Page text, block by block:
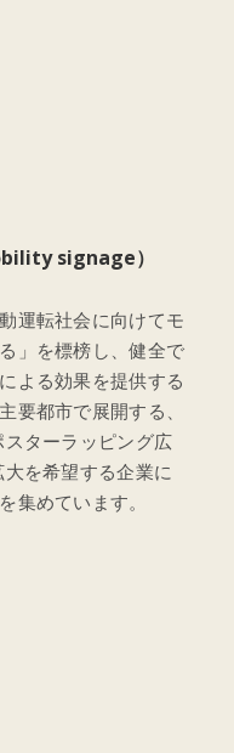
signage）
運転社会に向けてモ
」を標榜し、健全で
よる効果を提供する
要都市で展開する、
ターラッピング広
を希望する企業に
集めています。